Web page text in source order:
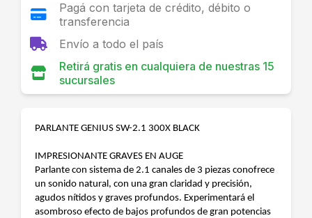
Pagá con tarjeta de crédito, débito o
transferencia
Envío a todo el país
Retirá gratis en cualquiera de nuestras 15
sucursales
PARLANTE GENIUS SW-2.1 300X BLACK
IMPRESIONANTE GRAVES EN AUGE
Parlante con sistema de 2.1 canales de 3 piezas conofrece
un sonido natural, con una gran claridad y precisión,
agudos nítidos y graves profundos. Experimentará el
asombroso efecto de bajos profundos de gran potencias